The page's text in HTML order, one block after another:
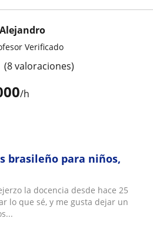
/h
Verificado
(8 valoraciones)
brasileño para niños,
la docencia desde hace 25
lo que sé, y me gusta dejar un